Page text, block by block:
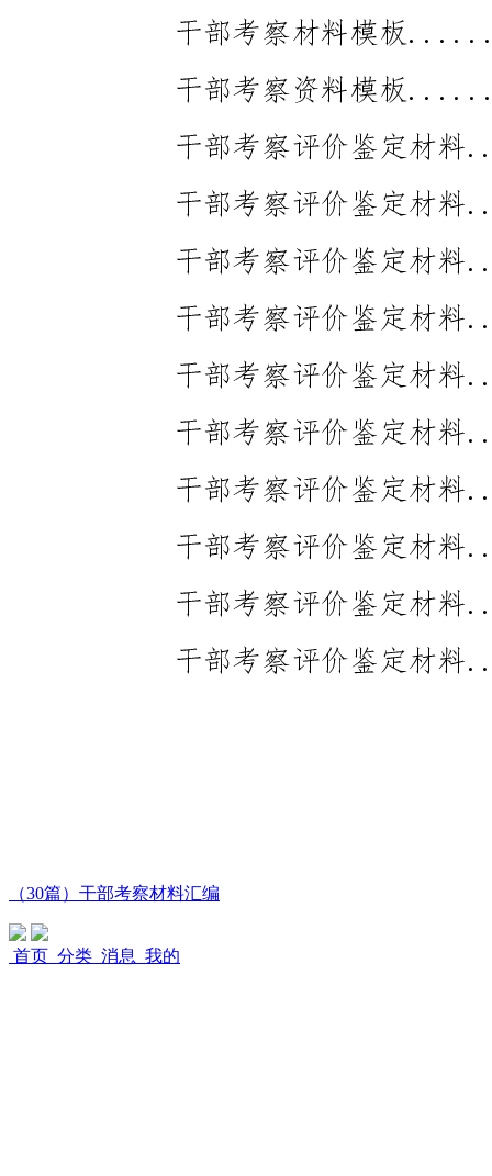
（30篇）干部考察材料汇编
首页 分类 消息 我的